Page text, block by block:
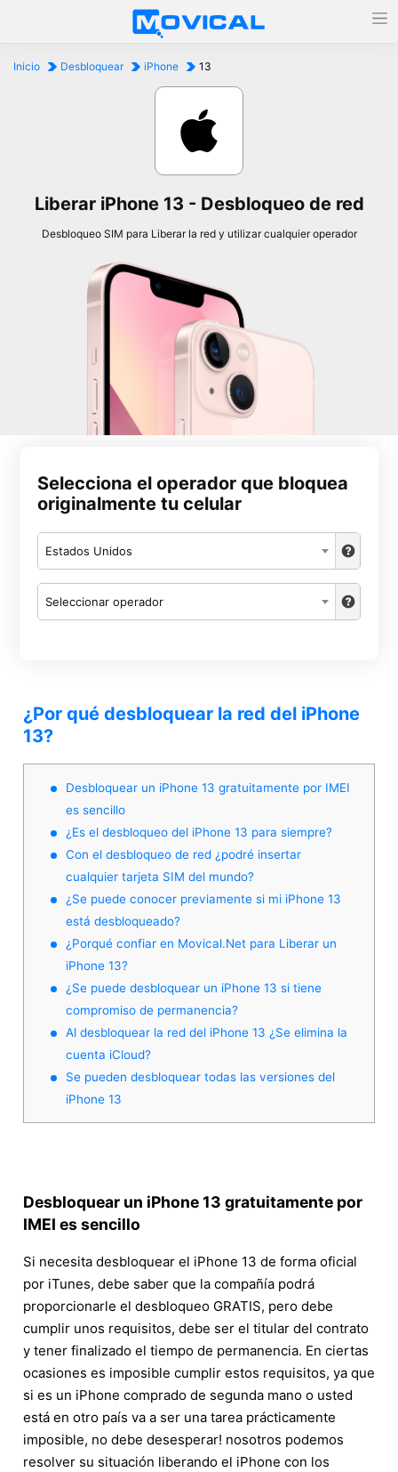
Inicio Desbloquear iPhone 13
Liberar iPhone 13 - Desbloqueo de red
Desbloqueo SIM para Liberar la red y utilizar cualquier operador
Selecciona el operador que bloquea
originalmente tu celular
Estados Unidos
Seleccionar operador
¿Por qué desbloquear la red del iPhone
13?
Desbloquear un iPhone 13 gratuitamente por IMEI
es sencillo
¿Es el desbloqueo del iPhone 13 para siempre?
Con el desbloqueo de red ¿podré insertar
cualquier tarjeta SIM del mundo?
¿Se puede conocer previamente si mi iPhone 13
está desbloqueado?
¿Porqué confiar en Movical.Net para Liberar un
iPhone 13?
¿Se puede desbloquear un iPhone 13 si tiene
compromiso de permanencia?
Al desbloquear la red del iPhone 13 ¿Se elimina la
cuenta iCloud?
Se pueden desbloquear todas las versiones del
iPhone 13
Desbloquear un iPhone 13 gratuitamente por
IMEI es sencillo
Si necesita desbloquear el iPhone 13 de forma oficial
por iTunes, debe saber que la compañía podrá
proporcionarle el desbloqueo GRATIS, pero debe
cumplir unos requisitos, debe ser el titular del contrato
y tener finalizado el tiempo de permanencia. En ciertas
ocasiones es imposible cumplir estos requisitos, ya que
si es un iPhone comprado de segunda mano o usted
está en otro país va a ser una tarea prácticamente
imposible, no debe desesperar! nosotros podemos
resolver su situación liberando el iPhone con los